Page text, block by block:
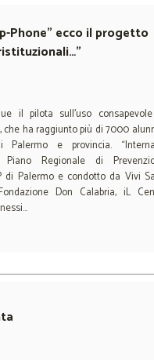
Phone” ecco il progetto
…”
il pilota sull’uso
che ha raggiunto più di 7000
e provincia.
Regionale di
di Palermo e condotto da Vivi
Don Calabria, iL